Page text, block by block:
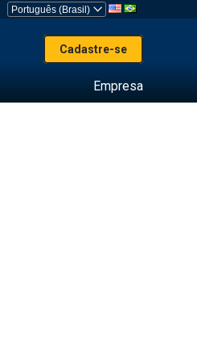
Cadastre-se
Empresa